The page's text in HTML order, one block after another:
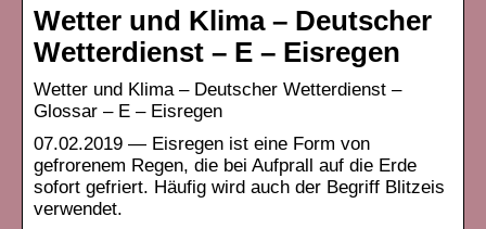
Wetter und Klima – Deutscher
Wetterdienst – E – Eisregen
Wetter und Klima – Deutscher Wetterdienst –
Glossar – E – Eisregen
07.02.2019 — Eisregen ist eine Form von
gefrorenem Regen, die bei Aufprall auf die Erde
sofort gefriert. Häufig wird auch der Begriff Blitzeis
verwendet.